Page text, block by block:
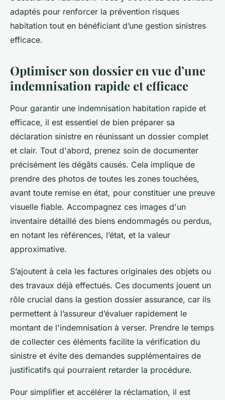
adaptés pour renforcer la prévention risques
habitation tout en bénéficiant d’une gestion sinistres
efficace.
Optimiser son dossier en vue d’une
indemnisation rapide et efficace
Pour garantir une indemnisation habitation rapide et
efficace, il est essentiel de bien préparer sa
déclaration sinistre en réunissant un dossier complet
et clair. Tout d'abord, prenez soin de documenter
précisément les dégâts causés. Cela implique de
prendre des photos de toutes les zones touchées,
avant toute remise en état, pour constituer une preuve
visuelle fiable. Accompagnez ces images d'un
inventaire détaillé des biens endommagés ou perdus,
en notant les références, l’état, et la valeur
approximative.
S’ajoutent à cela les factures originales des objets ou
des travaux déjà effectués. Ces documents jouent un
rôle crucial dans la gestion dossier assurance, car ils
permettent à l’assureur d’évaluer rapidement le
montant de l'indemnisation à verser. Prendre le temps
de collecter ces éléments facilite la vérification du
sinistre et évite des demandes supplémentaires de
justificatifs qui pourraient retarder la procédure.
Pour simplifier et accélérer la réclamation, il est